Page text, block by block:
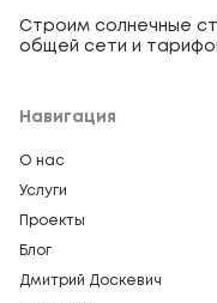
Строим солнечные
общей сети и
Навигация
О нас
Услуги
Проекты
Блог
Дмитрий Доскевич